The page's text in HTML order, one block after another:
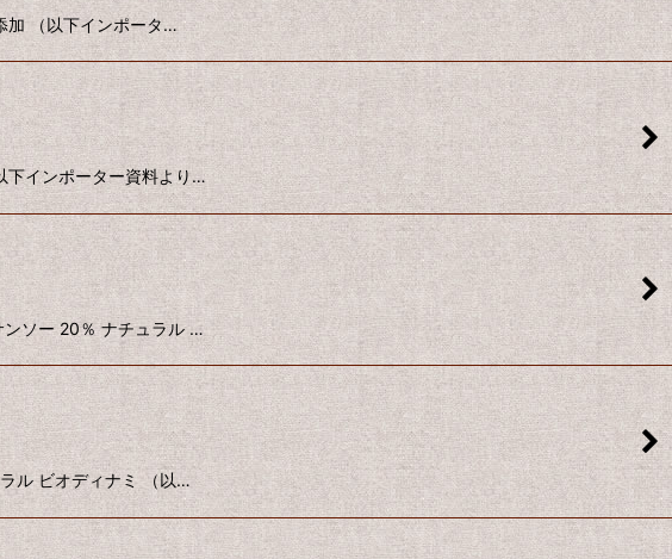
加 （以下インポータ…
下インポーター資料より…
ソー 20％ ナチュラル …
ル ビオディナミ （以…